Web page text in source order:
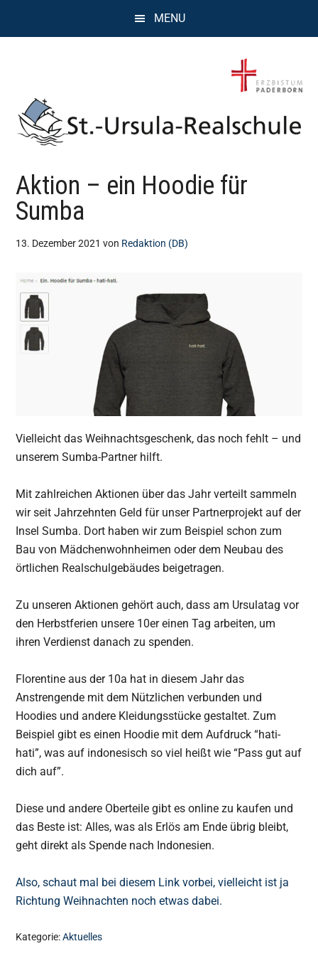
MENU
St.
Ursula
Realschule
Attendorn
Kompetenz,
Persönlichkeit,
Chancen
Aktion – ein Hoodie für
Sumba
13. Dezember 2021 von Redaktion (DB)
Vielleicht das Weihnachtsgeschenk, das noch fehlt – und
unserem Sumba-Partner hilft.
Mit zahlreichen Aktionen über das Jahr verteilt sammeln
wir seit Jahrzehnten Geld für unser Partnerprojekt auf der
Insel Sumba. Dort haben wir zum Beispiel schon zum
Bau von Mädchenwohnheimen oder dem Neubau des
örtlichen Realschulgebäudes beigetragen.
Zu unseren Aktionen gehört auch, dass am Ursulatag vor
den Herbstferien unsere 10er einen Tag arbeiten, um
ihren Verdienst danach zu spenden.
Florentine aus der 10a hat in diesem Jahr das
Anstrengende mit dem Nützlichen verbunden und
Hoodies und andere Kleidungsstücke gestaltet. Zum
Beispiel gibt es einen Hoodie mit dem Aufdruck “hati-
hati”, was auf indonesisch so viel heißt wie “Pass gut auf
dich auf”.
Diese und andere Oberteile gibt es online zu kaufen und
das Beste ist: Alles, was als Erlös am Ende übrig bleibt,
geht direkt als Spende nach Indonesien.
Also, schaut mal bei diesem Link vorbei, vielleicht ist ja
Richtung Weihnachten noch etwas dabei.
Kategorie:Aktuelles